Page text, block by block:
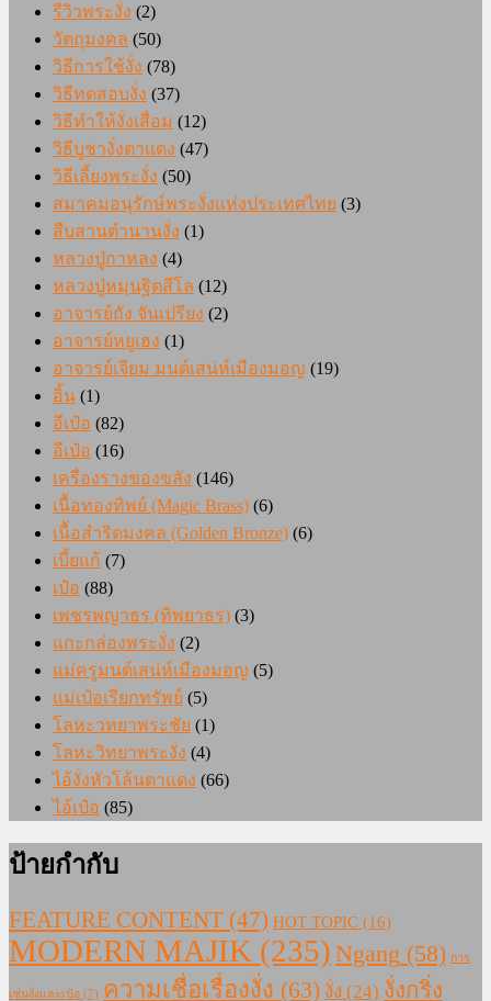
รีวิวพระงั่ง (2)
วัตถุมงคล (50)
วิธีการใช้งั่ง (78)
วิธีทดสอบงั่ง (37)
วิธีทำให้งั่งเสื่อม (12)
วิธีบูชางั่งตาแดง (47)
วิธีเลี้ยงพระงั่ง (50)
สมาคมอนุรักษ์พระงั่งแห่งประเทศไทย (3)
สืบสานตำนานงั่ง (1)
หลวงปู่กาหลง (4)
หลวงปู่หมุนฐิตสีโล (12)
อาจารย์ถัง จันเปรียง (2)
อาจารย์หยูเฮง (1)
อาจารย์เจียม มนต์เสน่ห์เมืองมอญ (19)
อิ้น (1)
อีเป๋อ (82)
อีเป๋อ (16)
เครื่องรางของขลัง (146)
เนื้อทองทิพย์ (Magic Brass) (6)
เนื้อสำริดมงคล (Golden Bronze) (6)
เบี้ยแก้ (7)
เป๋อ (88)
เพชรพญาธร (ทิพยาธร) (3)
แกะกล่องพระงั่ง (2)
แม่ครูมนต์เสน่ห์เมืองมอญ (5)
แม่เป๋อเรียกทรัพย์ (5)
โลหะวทยาพระชัย (1)
โลหะวิทยาพระงั่ง (4)
ไอ้งั่งหัวโล้นตาแดง (66)
ไอ้เป๋อ (85)
ป้ายกำกับ
FEATURE CONTENT (47) HOT TOPIC (16)
MODERN MAJIK (235) Ngang (58) การ
เซ่นงั่งและเป๋อ (7) ความเชื่อเรื่องงั่ง (63) งั่ง (24) งั่งกริ่ง